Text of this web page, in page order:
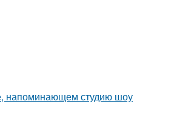
напоминающем студию шоу